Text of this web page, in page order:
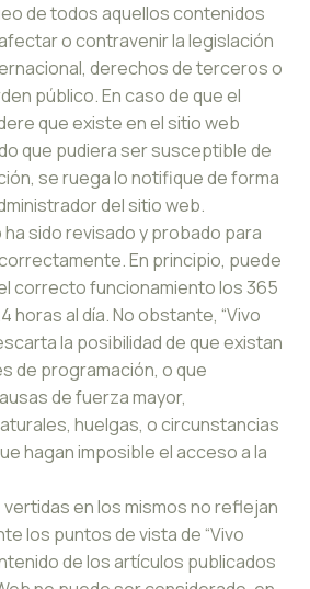
de todos aquellos contenidos
o contravenir la legislación
derechos de terceros o
público. En caso de que el
que existe en el sitio web
que pudiera ser susceptible de
se ruega lo notifique de forma
del sitio web.
sido revisado y probado para
En principio, puede
correcto funcionamiento los 365
horas al día. No obstante, “Vivo
la posibilidad de que existan
de programación, o que
de fuerza mayor,
huelgas, o circunstancias
hagan imposible el acceso a la
en los mismos no reflejan
los puntos de vista de “Vivo
de los artículos publicados